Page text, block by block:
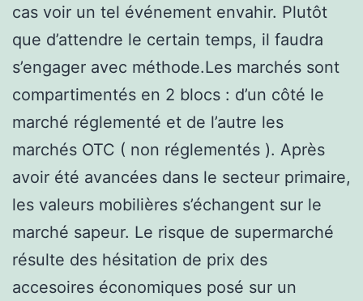
cas voir un tel événement envahir. Plutôt
que d’attendre le certain temps, il faudra
s’engager avec méthode.Les marchés sont
compartimentés en 2 blocs : d’un côté le
marché réglementé et de l’autre les
marchés OTC ( non réglementés ). Après
avoir été avancées dans le secteur primaire,
les valeurs mobilières s’échangent sur le
marché sapeur. Le risque de supermarché
résulte des hésitation de prix des
accesoires économiques posé sur un